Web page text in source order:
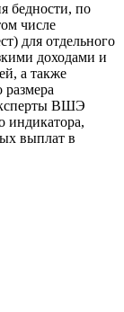
бедности, по
числе
для отдельного
доходами и
а также
ВШЭ
индикатора,
выплат в